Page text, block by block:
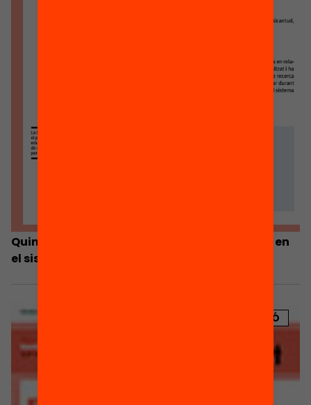
Quin full de ruta volen les famílies per incidir en
el sistema educatiu?
PUBLICACIÓ